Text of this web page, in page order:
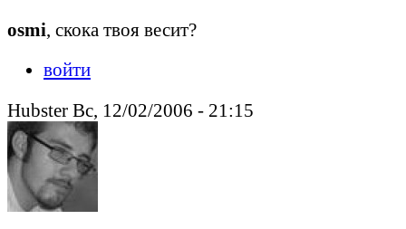
osmi , скока твоя весит?
войти
Hubster Вс, 12/02/2006 - 21:15